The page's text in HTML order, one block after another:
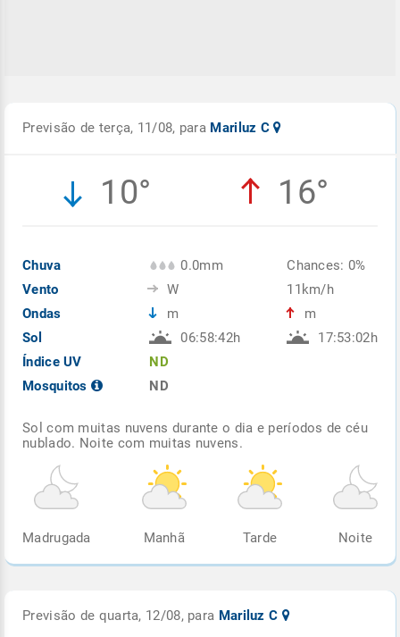
Previsão de terça, 11/08, para Mariluz C
10° 16°
Chuva
Vento
Ondas
Sol
Índice UV
Mosquitos
0.0mm
W
m
06:58:42h
ND
ND
Chances: 0%
11km/h
m
17:53:02h
Sol com muitas nuvens durante o dia e períodos de céu
nublado. Noite com muitas nuvens.
Madrugada Manhã Tarde Noite
Previsão de quarta, 12/08, para Mariluz C